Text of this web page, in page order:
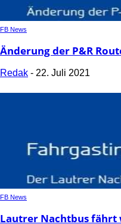
FB News
Änderung der P&R
Redak - 22. Juli 2021
FB News
Lautrer Nachtbus fährt